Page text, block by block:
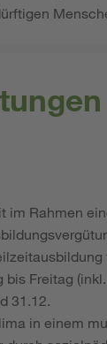
im Rahmen
Freitag
31.12.
in einem